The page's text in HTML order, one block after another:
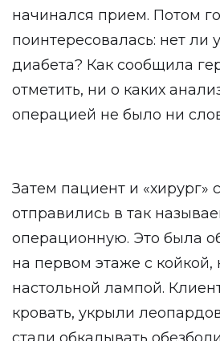
начинался прием. Потом
поинтересовалась: нет
диабета? Как сообщила
отметить, ни о каких
операцией не было ни
Затем пациент и
отправились в так
операционную. Это была
на первом этаже с койкой,
настольной лампой.
кровать, укрыли